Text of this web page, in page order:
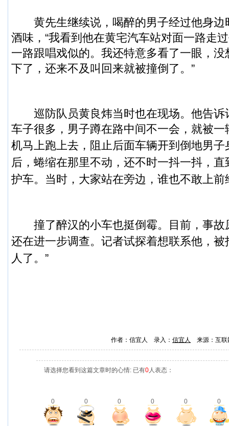
黄先生继续说，喝醉的男子经过他身边
酒味，“我看到他在黄宅汽车站对面一路走
一路跟唱戏似的。我还特意多看了一眼，
下了，还来不及叫回来就被撞倒了。”
巡防队员黄良炜当时也在现场。他告诉
车子很多，男子蹲在路中间不一会，就被
机马上跑上去，阻止后面车辆开到倒地男子
后，蜷缩在那里不动，还不时一抖一抖，
护车。当时，大家站在旁边，谁也不敢上
撞了醉汉的小车也挺倒霉。目前，事故
还在进一步调查。 记者试探着想联系他，被
人了。”
作者：信宜人 录入： 信宜人 来源：互
请选择您看到这篇文章时的心情: 已有0人表态：
0 0 0 0 0 0